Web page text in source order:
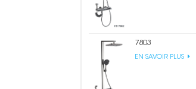
7803
EN SAVOIR PLUS